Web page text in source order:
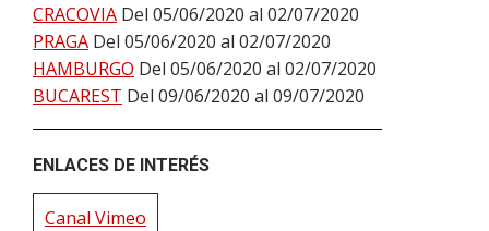
CRACOVIA Del 05/06/2020 al 02/07/2020
PRAGA Del 05/06/2020 al 02/07/2020
HAMBURGO Del 05/06/2020 al 02/07/2020
BUCAREST Del 09/06/2020 al 09/07/2020
ENLACES DE INTERÉS
Canal Vimeo